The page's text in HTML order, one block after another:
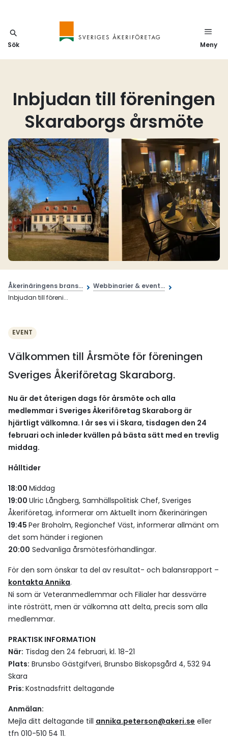
Sök Meny
Inbjudan till föreningen
Skaraborgs årsmöte
Åkerinäringens brans...
Webbinarier & event...
Inbjudan till föreni...
EVENT
Välkommen till Årsmöte för föreningen
Sveriges Åkeriföretag Skaraborg.
Nu är det återigen dags för årsmöte och alla
medlemmar i Sveriges Åkeriföretag Skaraborg är
hjärtligt välkomna. I år ses vi i Skara, tisdagen den 24
februari och inleder kvällen på bästa sätt med en trevlig
middag.
Hålltider
18:00 Middag
19:00 Ulric Långberg, Samhällspolitisk Chef, Sveriges
Åkeriföretag, informerar om Aktuellt inom åkerinäringen
19:45 Per Broholm, Regionchef Väst, informerar allmänt om
det som händer i regionen
20:00 Sedvanliga årsmötesförhandlingar.
För den som önskar ta del av resultat- och balansrapport –
kontakta Annika.
Ni som är Veteranmedlemmar och Filialer har dessvärre
inte rösträtt, men är välkomna att delta, precis som alla
medlemmar.
PRAKTISK INFORMATION
När: Tisdag den 24 februari, kl. 18-21
Plats: Brunsbo Gästgifveri, Brunsbo Biskopsgård 4, 532 94
Skara
Pris: Kostnadsfritt deltagande
Anmälan:
Mejla ditt deltagande till annika.peterson@akeri.se eller
tfn 010-510 54 11.